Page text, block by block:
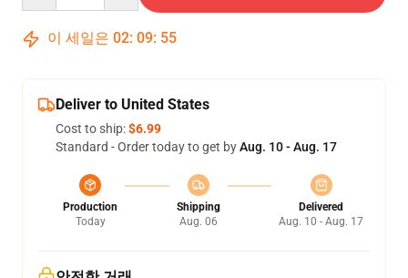
이 세일은 02: 09: 54
Deliver to United States
Cost to ship:$6.99
Standard - Order today to get byAug. 10 - Aug. 17
Production
Today
Shipping
Aug. 06
Delivered
Aug. 10 - Aug. 17